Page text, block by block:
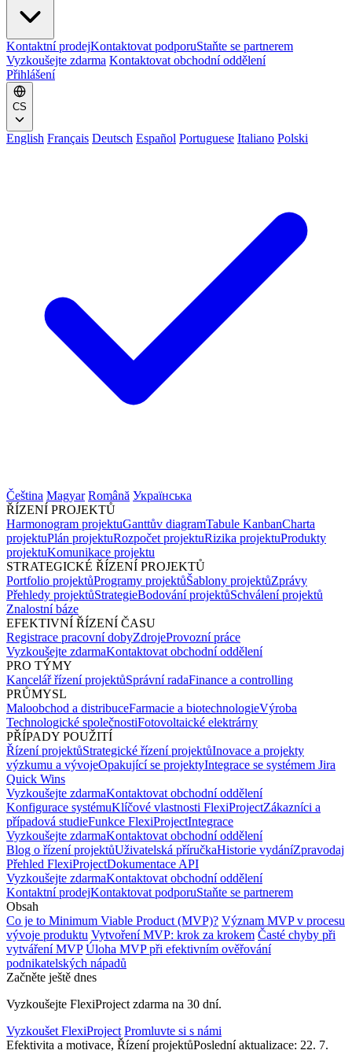
Kontaktní prodejKontaktovat podporuStaňte se partnerem
Vyzkoušejte zdarma Kontaktovat obchodní oddělení
Přihlášení
CS
English Français Deutsch Español Portuguese Italiano Polski
Čeština Magyar Română Українська
ŘÍZENÍ PROJEKTŮ
Harmonogram projektuGanttův diagramTabule KanbanCharta
projektuPlán projektuRozpočet projektuRizika projektuProdukty
projektuKomunikace projektu
STRATEGICKÉ ŘÍZENÍ PROJEKTŮ
Portfolio projektůProgramy projektůŠablony projektůZprávy
Přehledy projektůStrategieBodování projektůSchválení projektů
Znalostní báze
EFEKTIVNÍ ŘÍZENÍ ČASU
Registrace pracovní dobyZdrojeProvozní práce
Vyzkoušejte zdarmaKontaktovat obchodní oddělení
PRO TÝMY
Kancelář řízení projektůSprávní radaFinance a controlling
PRŮMYSL
Maloobchod a distribuceFarmacie a biotechnologieVýroba
Technologické společnostiFotovoltaické elektrárny
PŘÍPADY POUŽITÍ
Řízení projektůStrategické řízení projektůInovace a projekty
výzkumu a vývojeOpakující se projektyIntegrace se systémem Jira
Quick Wins
Vyzkoušejte zdarmaKontaktovat obchodní oddělení
Konfigurace systémuKlíčové vlastnosti FlexiProjectZákazníci a
případová studieFunkce FlexiProjectIntegrace
Vyzkoušejte zdarmaKontaktovat obchodní oddělení
Blog o řízení projektůUživatelská příručkaHistorie vydáníZpravodaj
Přehled FlexiProjectDokumentace API
Vyzkoušejte zdarmaKontaktovat obchodní oddělení
Kontaktní prodejKontaktovat podporuStaňte se partnerem
Obsah
Co je to Minimum Viable Product (MVP)? Význam MVP v procesu
vývoje produktu Vytvoření MVP: krok za krokem Časté chyby při
vytváření MVP Úloha MVP při efektivním ověřování
podnikatelských nápadů
Začněte ještě dnes
Vyzkoušejte FlexiProject zdarma na 30 dní.
Vyzkoušet FlexiProject Promluvte si s námi
Efektivita a motivace, Řízení projektůPoslední aktualizace: 22. 7.